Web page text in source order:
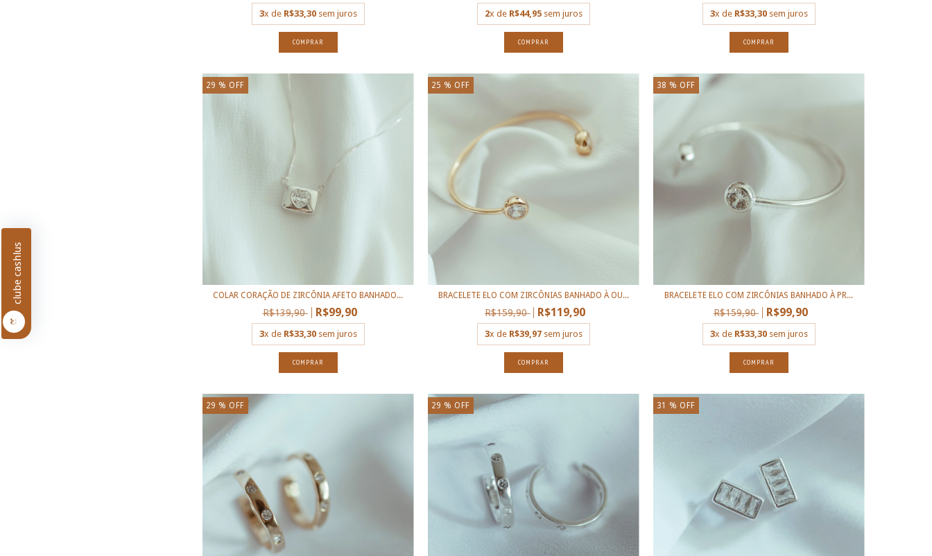
3x de R$33,30sem juros 2x de R$44,95sem juros 3x de R$33,30sem juros
29 % OFF
COLAR CORAÇÃO DE ZIRCÔNIA AFETO BANHADO...
R$139,90 R$99,90
3x de R$33,30sem juros
25 % OFF
BRACELETE ELO COM ZIRCÔNIAS BANHADO À OU...
R$159,90 R$119,90
3x de R$39,97sem juros
38 % OFF
BRACELETE ELO COM ZIRCÔNIAS BANHADO À PR...
R$159,90 R$99,90
3x de R$33,30sem juros
29 % OFF 29 % OFF 31 % OFF
clube cashlus